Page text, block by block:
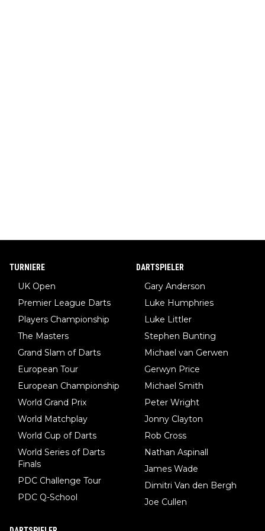
TURNIERE
UK Open
Premier League Darts
Players Championship
The Masters
Grand Slam of Darts
European Tour
European Championship
World Grand Prix
World Matchplay
World Cup of Darts
World Series of Darts
Finals
PDC Challenge Tour
PDC Q-School
DARTSPIELER
Gary Anderson
Luke Humphries
Luke Littler
Stephen Bunting
Michael van Gerwen
Gerwyn Price
Michael Smith
Peter Wright
Jonny Clayton
Rob Cross
Nathan Aspinall
James Wade
Dimitri Van den Bergh
Joe Cullen